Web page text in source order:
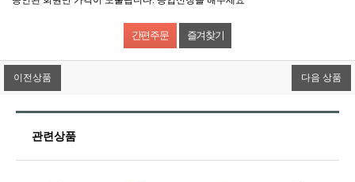
즐겨찾기
이전상품 다음 상품
관련상품